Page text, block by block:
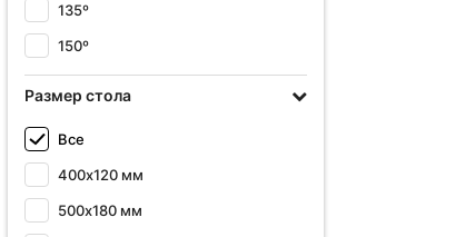
135º
150º
Размер стола
Все
400х120 мм
500х180 мм